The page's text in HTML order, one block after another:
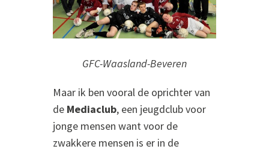
GFC-Waasland-Beveren
Maar ik ben vooral de oprichter van
de Mediaclub, een jeugdclub voor
jonge mensen want voor de
zwakkere mensen is er in de